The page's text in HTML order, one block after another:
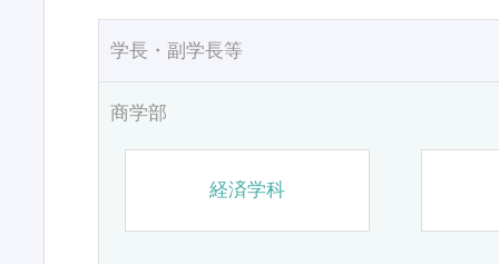
学長・副学長等
商学部
経済学科